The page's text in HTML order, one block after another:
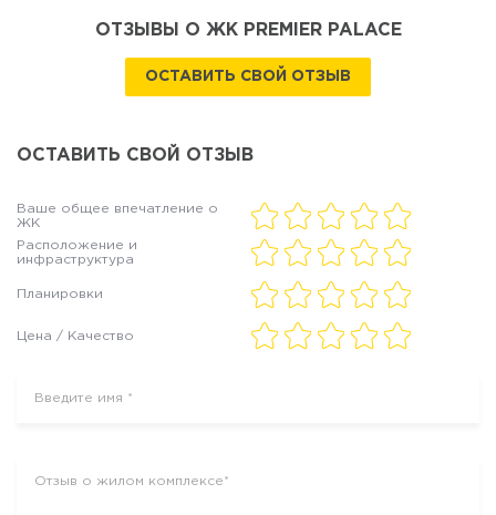
ОТЗЫВЫ О ЖК PREMIER PALACE
ОСТАВИТЬ СВОЙ ОТЗЫВ
ОСТАВИТЬ СВОЙ ОТЗЫВ
Ваше общее впечатление о
ЖК
Расположение и
инфраструктура
Планировки
Цена / Качество